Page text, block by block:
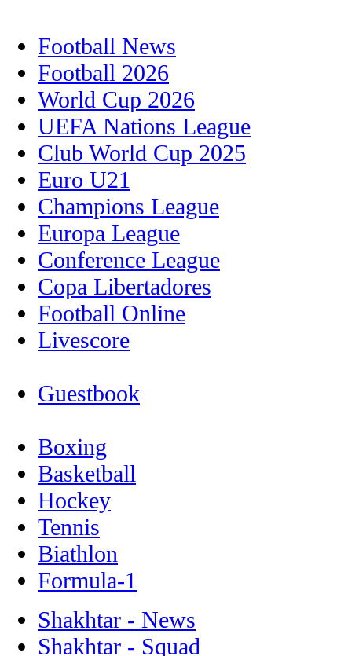
Football News
Football 2026
World Cup 2026
UEFA Nations League
Club World Cup 2025
Euro U21
Champions League
Europa League
Conference League
Copa Libertadores
Football Online
Livescore
Guestbook
Boxing
Basketball
Hockey
Tennis
Biathlon
Formula-1
Shakhtar - News
Shakhtar - Squad